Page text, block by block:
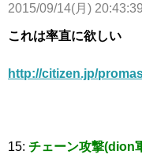
2015/09/14(月)
これは率直に欲しい
http://citizen.jp/
15: チェーン攻撃(dion